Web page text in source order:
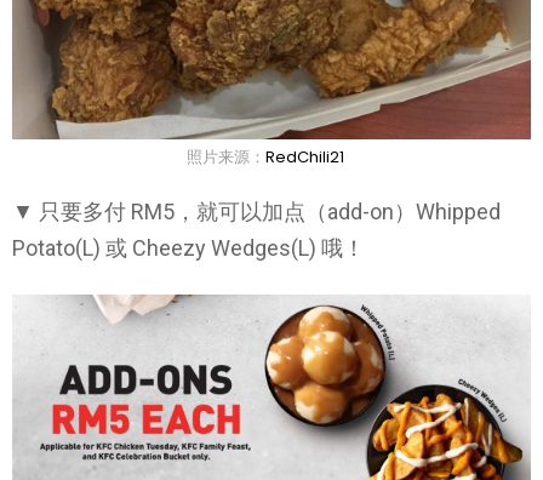
照片来源： RedChili21
▼ 只要多付 RM5，就可以加点（add-on）Whipped
Potato(L) 或 Cheezy Wedges(L) 哦！